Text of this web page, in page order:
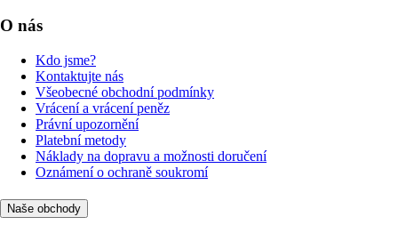
O nás
Kdo jsme?
Kontaktujte nás
Všeobecné obchodní podmínky
Vrácení a vrácení peněz
Právní upozornění
Platební metody
Náklady na dopravu a možnosti doručení
Oznámení o ochraně soukromí
Naše obchody